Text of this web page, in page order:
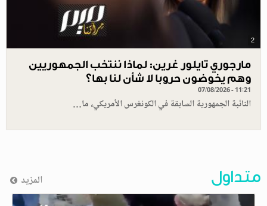
2
مارجوري تايلور غرين: لماذا ننتخب الجمهوريين
وهم يخوضون حروبا لا شأن لنا بها؟
07/08/2026 - 11:21
النائبة الجمهورية السابقة في الكونغرس الأمريكي، ما…
متداول المزيد